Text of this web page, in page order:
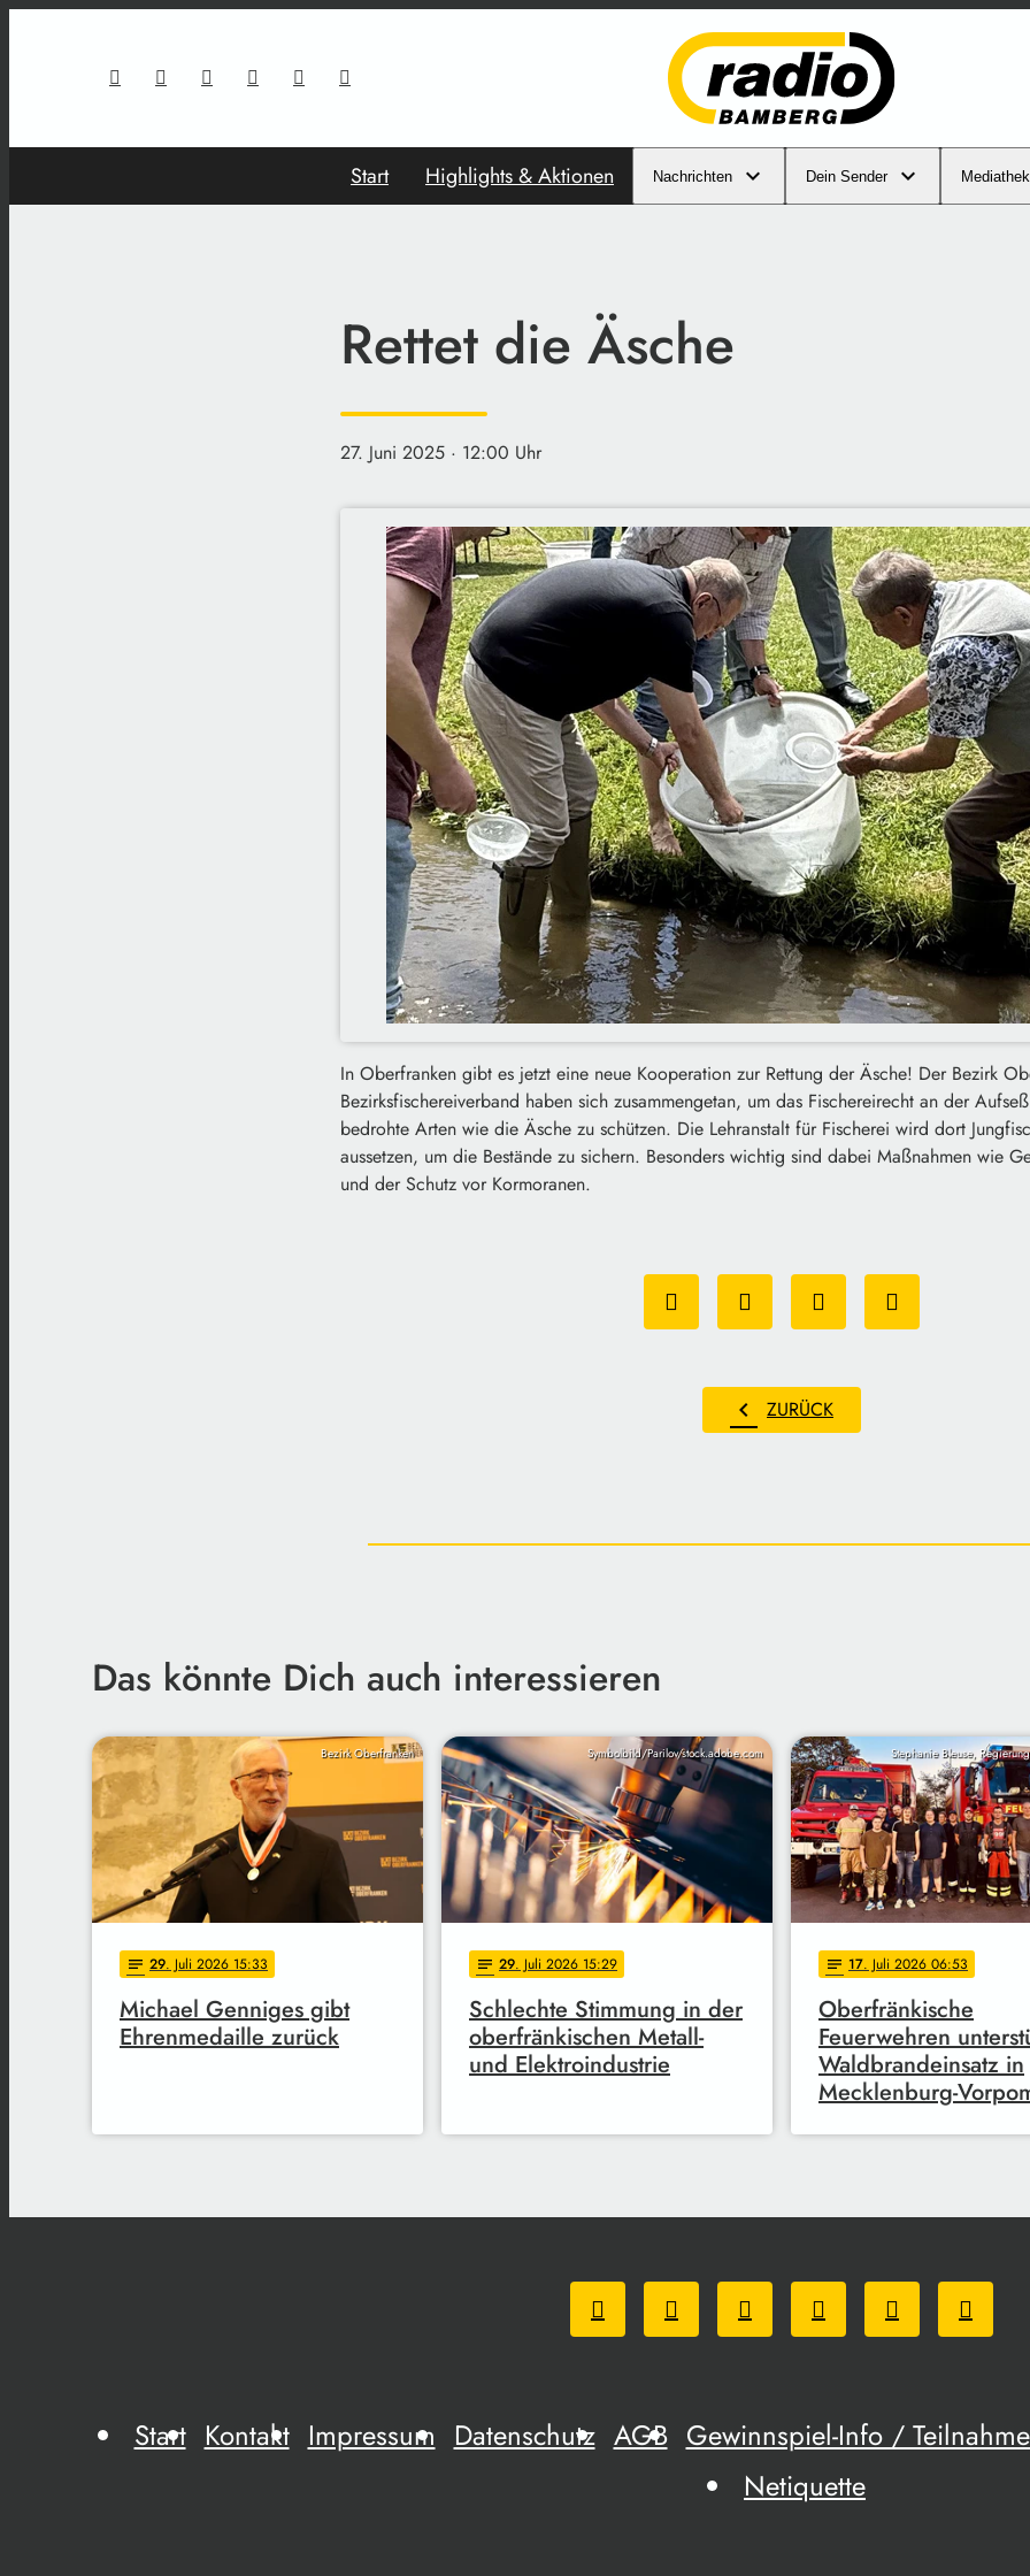
Start Highlights & Aktionen Nachrichten Dein Sender Mediathek
Rettet die Äsche
27. Juni 2025 · 12:00 Uhr
In Oberfranken gibt es jetzt eine neue Kooperation zur Rettung der Äsche! Der Bezirk
Bezirksfischereiverband haben sich zusammengetan, um das Fischereirecht an der
bedrohte Arten wie die Äsche zu schützen. Die Lehranstalt für Fischerei wird dort
aussetzen, um die Bestände zu sichern. Besonders wichtig sind dabei Maßnahmen wie
und der Schutz vor Kormoranen.
chevron_left ZURÜCK
Das könnte Dich auch interessieren
Bezirk Oberfranken
notes 29. Juli 2026 15:33
Michael Genniges gibt
Ehrenmedaille zurück
Symbolbild/Parilov/stock.adobe.com
notes 29. Juli 2026 15:29
Schlechte Stimmung in der
oberfränkischen Metall-
und Elektroindustrie
Stephanie Bleuse,
notes 17. Juli 2026 06:53
Oberfränkische
Feuerwehren
Waldbrandeinsatz in
Mecklenburg-
Start Kontakt Impressum Datenschutz AGB Gewinnspiel-Info /
Netiquette